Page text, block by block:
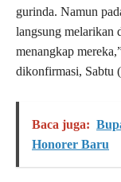
gurinda. Namun
langsung melarikan
menangkap
dikonfirmasi, Sabtu
Baca juga:
Honorer Baru